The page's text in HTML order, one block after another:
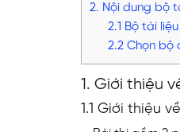
2. Nội dung bộ
2.1 Bộ tài
2.2 Chọn bộ
1. Giới thiệu
1.1 Giới thiệu